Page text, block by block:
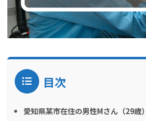
目次
愛知県某市在住の男性Mさん（29歳）